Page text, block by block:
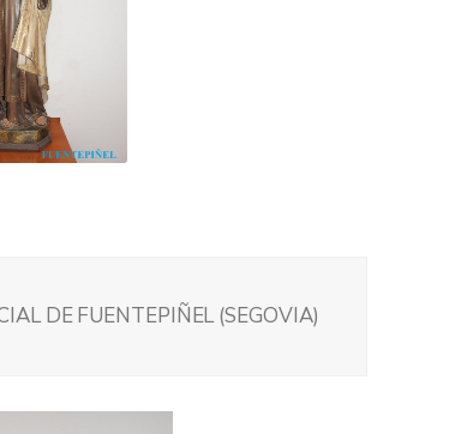
DE FUENTEPIÑEL (SEGOVIA)